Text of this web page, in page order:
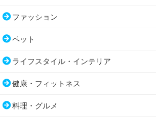
ファッション
ペット
ライフスタイル・インテリア
健康・フィットネス
料理・グルメ